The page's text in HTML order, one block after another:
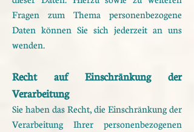
Fragen zum Thema personenbezogene
Daten können Sie sich jederzeit an uns
wenden.
Recht auf Einschränkung der
Verarbeitung
Sie haben das Recht, die Einschränkung der
Verarbeitung Ihrer personenbezogenen